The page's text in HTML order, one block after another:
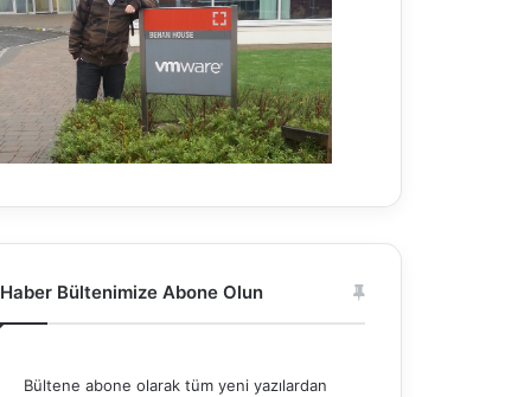
Haber Bültenimize Abone Olun
Bültene abone olarak tüm yeni yazılardan